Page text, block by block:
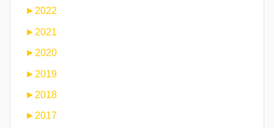
►2022
► 2021
► 2020
► 2019
► 2018
► 2017